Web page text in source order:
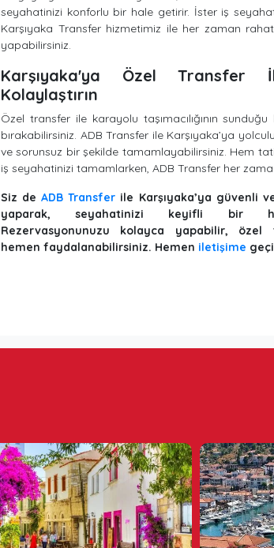
seyahatinizi konforlu bir hale getirir. İster iş
Karşıyaka Transfer hizmetimiz ile her zaman
yapabilirsiniz.
Karşıyaka'ya Özel Transfer
Kolaylaştırın
Özel transfer ile karayolu taşımacılığının
bırakabilirsiniz. ADB Transfer ile Karşıyaka’ya
ve sorunsuz bir şekilde tamamlayabilirsiniz. Hem
iş seyahatinizi tamamlarken, ADB Transfer her zaman
Siz deADB Transfer ile Karşıyaka’ya güvenli
yaparak, seyahatinizi keyifli bir
Rezervasyonunuzu kolayca yapabilir, özel
hemen faydalanabilirsiniz. Hemen iletişime